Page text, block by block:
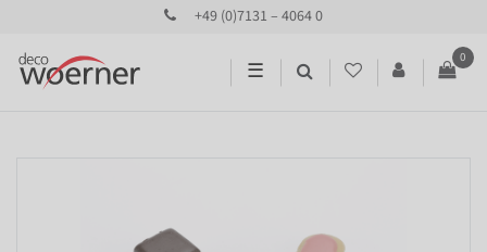
+49 (0)7131 – 4064 0
☰
0